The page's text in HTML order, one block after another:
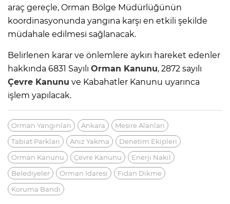
araç gereçle, Orman Bölge Müdürlüğünün
koordinasyonunda yangına karşı en etkili şekilde
müdahale edilmesi sağlanacak.
Belirlenen karar ve önlemlere aykırı hareket edenler
hakkında 6831 Sayılı Orman Kanunu, 2872 sayılı
Çevre Kanunu ve Kabahatler Kanunu uyarınca
işlem yapılacak.
Orman Yangınları Ankara
Mesire Alanları
Tabiat Parkları
Anız Yakma
Denetim Ekipleri
Orman Kanunu
Çevre Kanunu
Enerji Nakil
Belediyeler
Orman Idaresi
Fidan Dikme
Koruma Bandı